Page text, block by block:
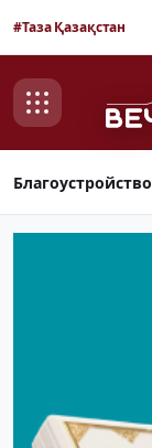
#Таза Қазақстан
Благоустройство